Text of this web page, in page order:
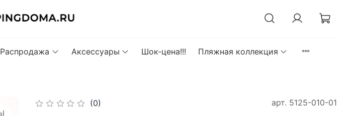
Распродажа Аксессуары Шок-цена!!! Пляжная коллекция
(0) арт. 5125-010-01